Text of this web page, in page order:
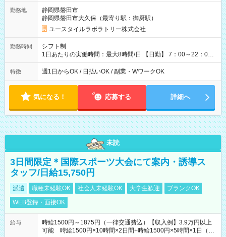
5,600円 【試用期間】試用期間あり 試用期間の長さ：2ヶ月
※ 雇用形態と給与に、本採用時と異なる部分があります。 雇用
形態：本採用時と同じです。 給与：時給 1,100円以上
勤務地
静岡県磐田市
静岡県磐田市大久保（最寄り駅：御厨駅）
ユースタイルラボラトリー株式会社
勤務時間
シフト制
1日あたりの実働時間：最大8時間/日 【日勤】 7：00～22：00
の間で8時間勤務（休憩時間は法定通り） ※週1日～OK ／ 夜勤
なし ＊＊ 勤務時間例 ＊＊ ■8時から17時 ■9時から18時 ■10
定（毎週同じ曜日勤務）
特徴 週1日からOK / 日払いOK / 副業・WワークOK
気になる！ 応募する 詳細へ
未読
3日間限定＊国際スポーツ大会にて案内・誘導ス
タッフ/日給15,750円
派遣 職種未経験OK 社会人未経験OK 大学生歓迎
ブランクOK
WEB登録・面接OK
給与
時給1500円～1875円（一律交通費込）【収入例】3.9万円以上
可能 時給1500円×10時間×2日間+時給1500円×5時間×1日（実